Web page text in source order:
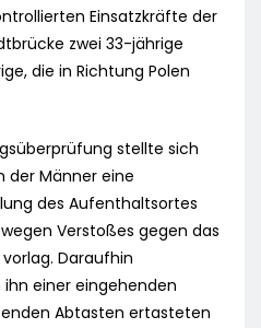
Einsatzkräfte der
zwei 33-jährige
die in Richtung Polen
stellte sich
der Männer eine
des Aufenthaltsortes
Verstoßes gegen das
Daraufhin
einer eingehenden
Abtasten ertasteten